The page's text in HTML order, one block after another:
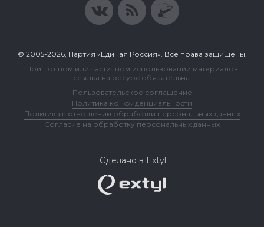
© 2005-2026, Партия «Единая Россия». Все права защищены.
При полном или частичном использовании материалов
ссылка на ресурс обязательна.
Пользовательское соглашение
Политика конфиденциальности
Политика в отношении обработки персональных данных
Согласие на обработку персональных данных
Сделано в Extyl